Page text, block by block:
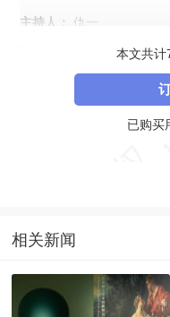
主持人：
仇一
本文共计
已购买
相关新闻